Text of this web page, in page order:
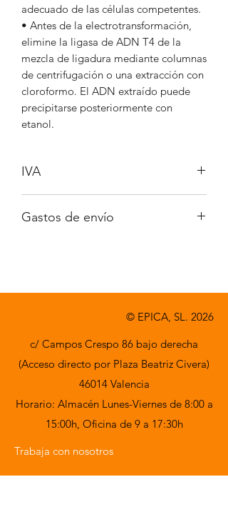
adecuado de las células competentes.
• Antes de la electrotransformación,
elimine la ligasa de ADN T4 de la
mezcla de ligadura mediante columnas
de centrifugación o una extracción con
cloroformo. El ADN extraído puede
precipitarse posteriormente con
etanol.
IVA
Gastos de envío
© EPICA, SL. 2026
c/ Campos Crespo 86 bajo derecha
(Acceso directo por Plaza Beatriz Civera)
46014 Valencia
Horario: Almacén Lunes-Viernes de 8:00 a
15:00h, Oficina de 9 a 17:30h
Trabaja con nosotros